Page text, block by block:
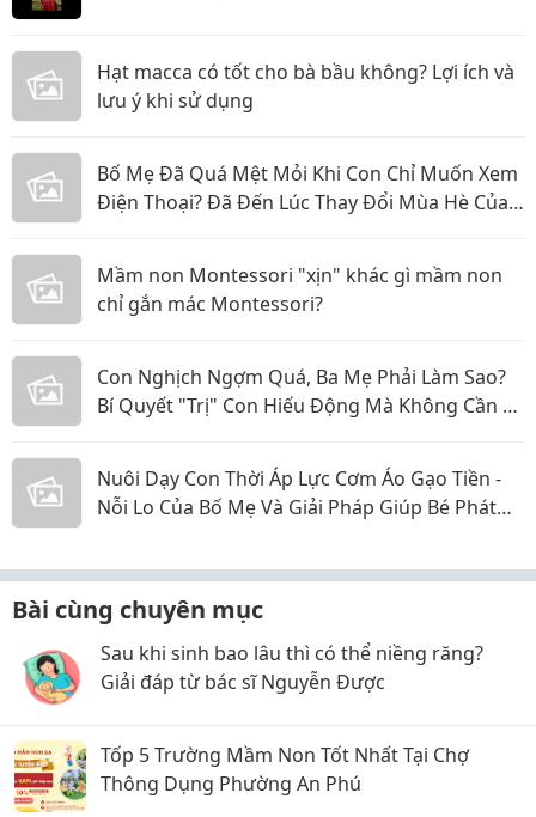
Hạt macca có tốt cho bà bầu không? Lợi ích và
lưu ý khi sử dụng
Bố Mẹ Đã Quá Mệt Mỏi Khi Con Chỉ Muốn Xem
Điện Thoại? Đã Đến Lúc Thay Đổi Mùa Hè Của
Mầm non Montessori "xịn" khác gì mầm non
chỉ gắn mác Montessori?
Con Nghịch Ngợm Quá, Ba Mẹ Phải Làm Sao?
Bí Quyết "Trị" Con Hiếu Động Mà Không Cần La
Nuôi Dạy Con Thời Áp Lực Cơm Áo Gạo Tiền -
Nỗi Lo Của Bố Mẹ Và Giải Pháp Giúp Bé Phát
Bài cùng chuyên mục
Sau khi sinh bao lâu thì có thể niềng răng?
Giải đáp từ bác sĩ Nguyễn Được
Tốp 5 Trường Mầm Non Tốt Nhất Tại Chợ
Thông Dụng Phường An Phú